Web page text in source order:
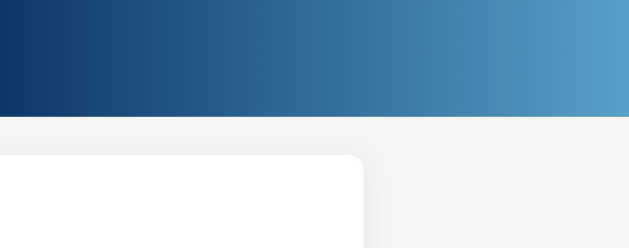
Trabalho Samambaia